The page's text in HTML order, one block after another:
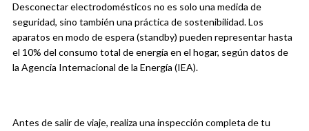
Desconectar electrodomésticos no es solo una medida de
seguridad, sino también una práctica de sostenibilidad. Los
aparatos en modo de espera (standby) pueden representar hasta
el 10% del consumo total de energía en el hogar, según datos de
la Agencia Internacional de la Energía (IEA).
Antes de salir de viaje, realiza una inspección completa de tu